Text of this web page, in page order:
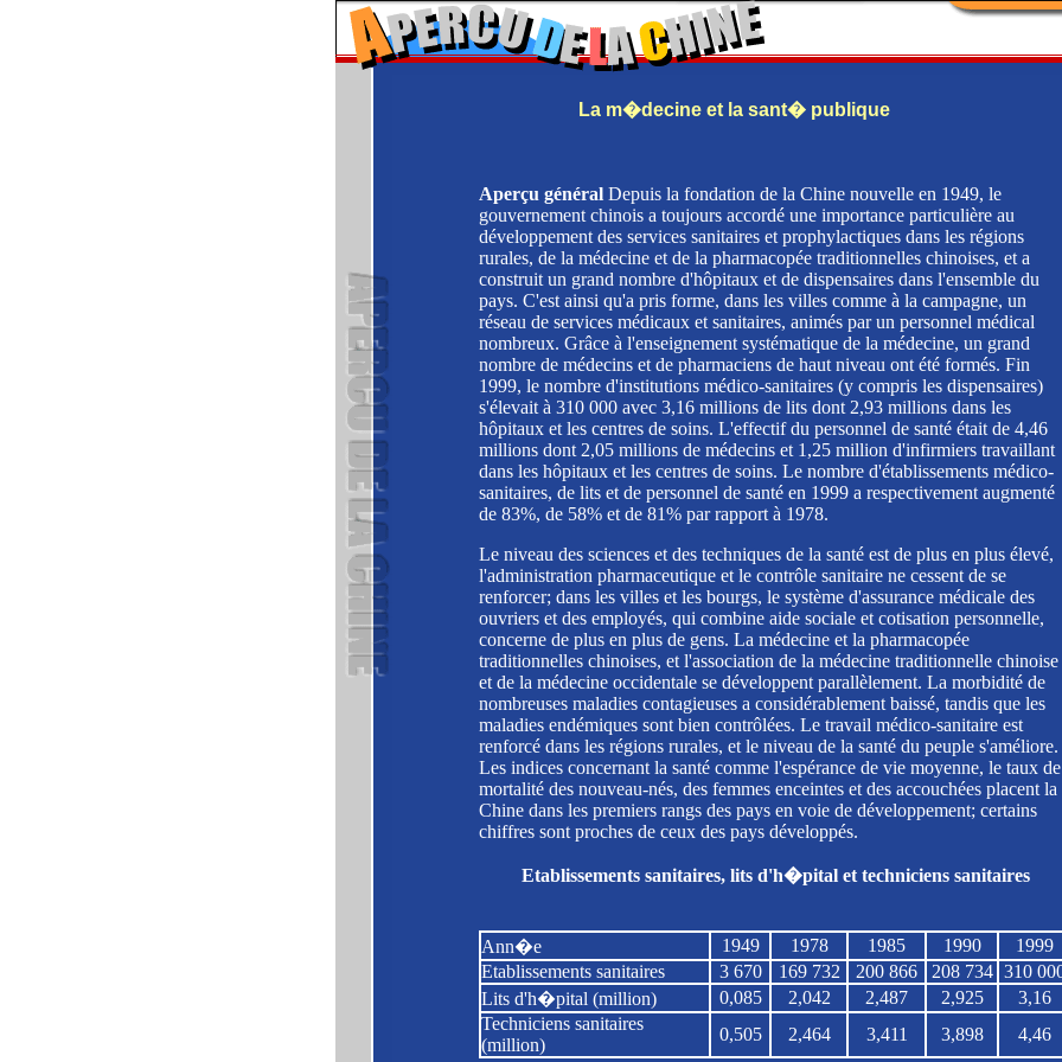
La m�decine et la sant� publique
Aperçu général Depuis la fondation de la Chine nouvelle en 1949, le
gouvernement chinois a toujours accordé une importance particulière au
développement des services sanitaires et prophylactiques dans les régions
rurales, de la médecine et de la pharmacopée traditionnelles chinoises, et a
construit un grand nombre d'hôpitaux et de dispensaires dans l'ensemble du
pays. C'est ainsi qu'a pris forme, dans les villes comme à la campagne, un
réseau de services médicaux et sanitaires, animés par un personnel médical
nombreux. Grâce à l'enseignement systématique de la médecine, un grand
nombre de médecins et de pharmaciens de haut niveau ont été formés. Fin
1999, le nombre d'institutions médico-sanitaires (y compris les dispensaires)
s'élevait à 310 000 avec 3,16 millions de lits dont 2,93 millions dans les
hôpitaux et les centres de soins. L'effectif du personnel de santé était de 4,46
millions dont 2,05 millions de médecins et 1,25 million d'infirmiers travaillant
dans les hôpitaux et les centres de soins. Le nombre d'établissements médico-
sanitaires, de lits et de personnel de santé en 1999 a respectivement augmenté
de 83%, de 58% et de 81% par rapport à 1978.
Le niveau des sciences et des techniques de la santé est de plus en plus élevé,
l'administration pharmaceutique et le contrôle sanitaire ne cessent de se
renforcer; dans les villes et les bourgs, le système d'assurance médicale des
ouvriers et des employés, qui combine aide sociale et cotisation personnelle,
concerne de plus en plus de gens. La médecine et la pharmacopée
traditionnelles chinoises, et l'association de la médecine traditionnelle chinoise
et de la médecine occidentale se développent parallèlement. La morbidité de
nombreuses maladies contagieuses a considérablement baissé, tandis que les
maladies endémiques sont bien contrôlées. Le travail médico-sanitaire est
renforcé dans les régions rurales, et le niveau de la santé du peuple s'améliore.
Les indices concernant la santé comme l'espérance de vie moyenne, le taux de
mortalité des nouveau-nés, des femmes enceintes et des accouchées placent la
Chine dans les premiers rangs des pays en voie de développement; certains
chiffres sont proches de ceux des pays développés.
Etablissements sanitaires, lits d'h�pital et techniciens sanitaires
Ann�e 1949 1978 1985 1990
1999
Etablissements sanitaires
3 670 169 732 200 866 208 734 310
Lits d'h�pital (million)
0,085 2,042 2,487 2,925
3,16
Techniciens sanitaires
(million)
0,505 2,464 3,411 3,898 4,46